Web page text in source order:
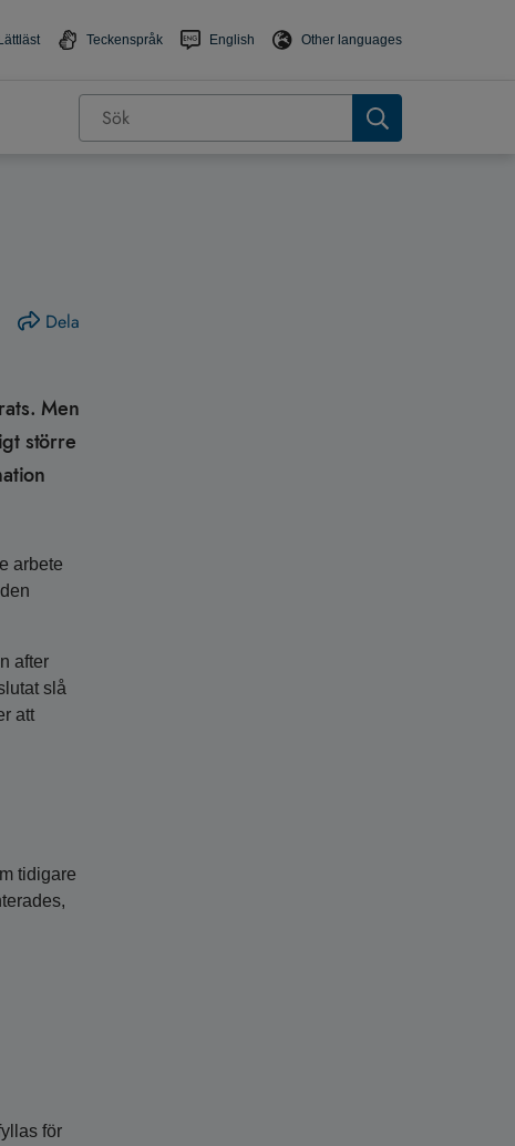
Lättläst Teckenspråk English Other languages
Dela
Men
större
arbete
after
slå
att
tidigare
för